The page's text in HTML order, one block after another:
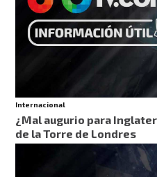
Internacional
¿Mal augurio para
de la Torre de Londres